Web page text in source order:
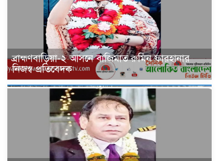
ব্রাহ্মণবাড়িয়া-২ আসনে বাজিমাত রুমিন ফারহানার
নিজস্ব প্রতিবেদক